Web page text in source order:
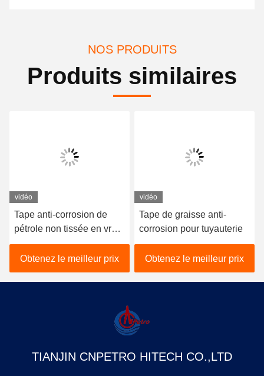
NOS PRODUITS
Produits similaires
vidéo
Tape anti-corrosion de
pétrole non tissée en vrac
1,5 kg par m2
Obtenez le meilleur prix
vidéo
Tape de graisse anti-
corrosion pour tuyauterie
Obtenez le meilleur prix
TIANJIN CNPETRO HITECH CO.,LTD